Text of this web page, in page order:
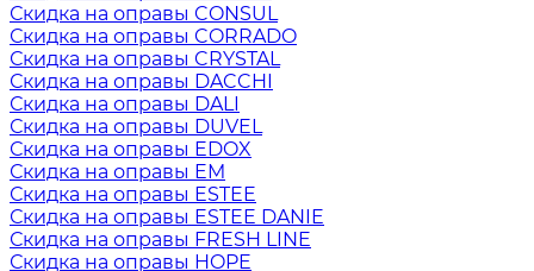
Скидка на оправы CONSUL
Скидка на оправы CORRADO
Скидка на оправы CRYSTAL
Скидка на оправы DACCHI
Скидка на оправы DALI
Скидка на оправы DUVEL
Скидка на оправы EDOX
Скидка на оправы EM
Скидка на оправы ESTEE
Скидка на оправы ESTEE DANIE
Скидка на оправы FRESH LINE
Скидка на оправы HOPE